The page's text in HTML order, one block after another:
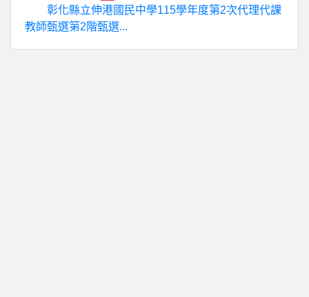
彰化縣立伸港國民中學115學年度第2次代理代課
教師甄選第2階甄選...